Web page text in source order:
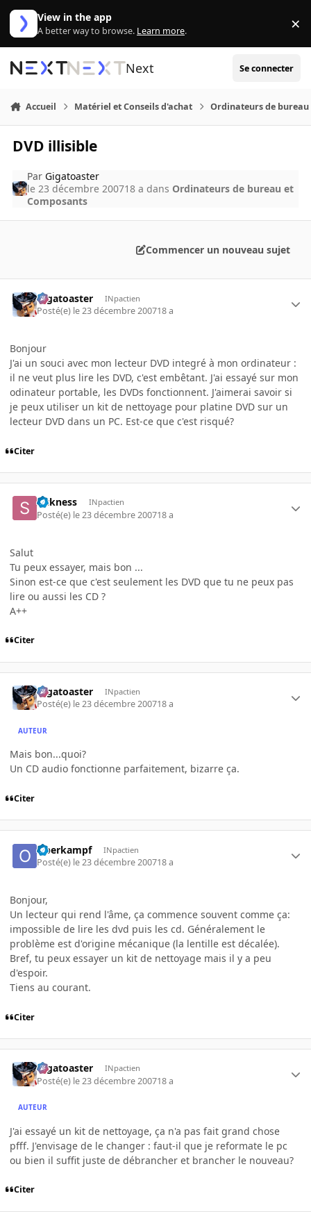
Aller au contenu
View in the app
A better way to browse. Learn more. ×
Next Se connecter
Accueil Matériel et Conseils d'achat Ordinateurs de bureau
DVD illisible
Par Gigatoaster
le 23 décembre 200718 a dans Ordinateurs de bureau et
Composants
Commencer un nouveau sujet
Gigatoaster INpactien
Posté(e) le 23 décembre 200718 a
Bonjour
J'ai un souci avec mon lecteur DVD integré à mon ordinateur :
il ne veut plus lire les DVD, c'est embêtant. J'ai essayé sur mon
odinateur portable, les DVDs fonctionnent. J'aimerai savoir si
je peux utiliser un kit de nettoyage pour platine DVD sur un
lecteur DVD dans un PC. Est-ce que c'est risqué?
Citer
sickness INpactien
Posté(e) le 23 décembre 200718 a
Salut
Tu peux essayer, mais bon ...
Sinon est-ce que c'est seulement les DVD que tu ne peux pas
lire ou aussi les CD ?
A++
Citer
Gigatoaster INpactien
Posté(e) le 23 décembre 200718 a
AUTEUR
Mais bon...quoi?
Un CD audio fonctionne parfaitement, bizarre ça.
Citer
Oberkampf INpactien
Posté(e) le 23 décembre 200718 a
Bonjour,
Un lecteur qui rend l'âme, ça commence souvent comme ça:
impossible de lire les dvd puis les cd. Généralement le
problème est d'origine mécanique (la lentille est décalée).
Bref, tu peux essayer un kit de nettoyage mais il y a peu
d'espoir.
Tiens au courant.
Citer
Gigatoaster INpactien
Posté(e) le 23 décembre 200718 a
AUTEUR
J'ai essayé un kit de nettoyage, ça n'a pas fait grand chose
pfff. J'envisage de le changer : faut-il que je reformate le pc
ou bien il suffit juste de débrancher et brancher le nouveau?
Citer